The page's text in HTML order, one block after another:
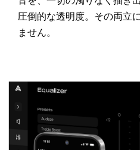
圧倒的な透明度。その両立
ません。